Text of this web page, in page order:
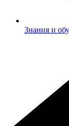
Знания и